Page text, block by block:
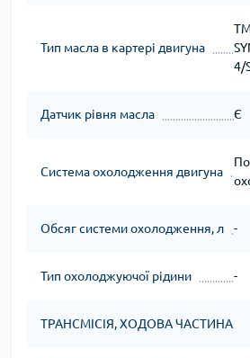
Тип масла в картері двигуна
4/
Датчик рівня масла Є
Система охолодження двигуна
Обсяг системи охолодження, л -
Тип охолоджуючої рідини -
ТРАНСМІСІЯ, ХОДОВА ЧАСТИНА